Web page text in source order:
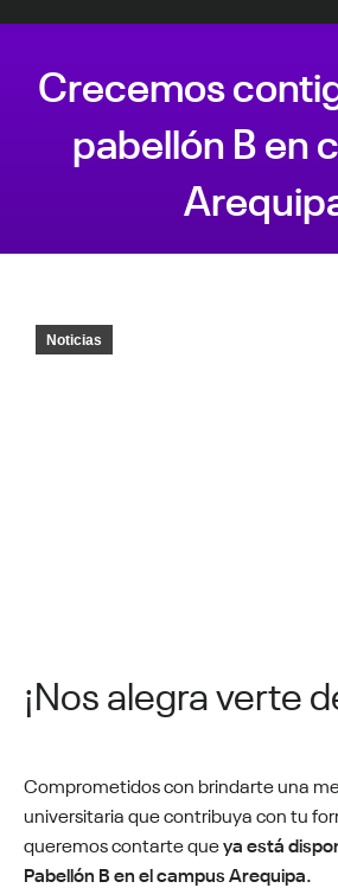
Crecemos
pabellón B en
Noticias
¡Nos alegra verte
Comprometidos con brindarte una
universitaria que contribuya con tu
queremos contarte queya está
Pabellón B en el campus Arequipa.